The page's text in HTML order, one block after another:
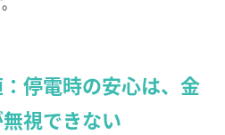
停電時の安心は、金
視できない